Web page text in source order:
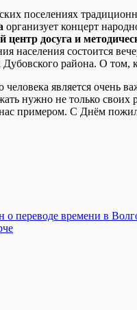
поселениях
организует концерт
центр досуга и
населения состоится
района. О
человека является очень
нужно не только
примером. С Днём
переводе времени в